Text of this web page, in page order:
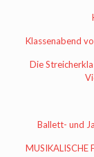
Klassenabend
Die
Ballett- und
MUSIKALISCHE